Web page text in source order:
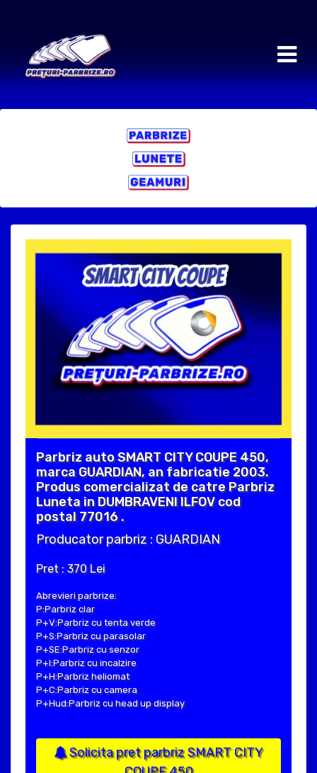
Parbriz auto SMART CITY COUPE 450,
marca GUARDIAN, an fabricatie 2003.
Produs comercializat de catre Parbriz
Luneta in DUMBRAVENI ILFOV cod
postal 77016 .
Producator parbriz : GUARDIAN
Pret : 370 Lei
Abrevieri parbrize:
P:Parbriz clar
P+V:Parbriz cu tenta verde
P+S:Parbriz cu parasolar
P+SE:Parbriz cu senzor
P+I:Parbriz cu incalzire
P+H:Parbriz heliomat
P+C:Parbriz cu camera
P+Hud:Parbriz cu head up display
Solicita pret parbriz SMART CITY